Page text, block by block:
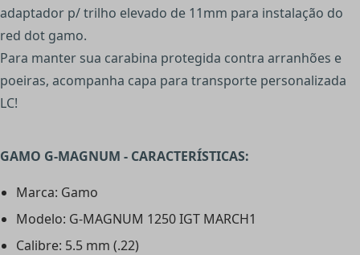
adaptador p/ trilho elevado de 11mm para instalação do
red dot gamo.
Para manter sua carabina protegida contra arranhões e
poeiras, acompanha capa para transporte personalizada
LC!
GAMO G-MAGNUM - CARACTERÍSTICAS:
Marca: Gamo
Modelo: G-MAGNUM 1250 IGT MARCH1
Calibre: 5.5 mm (.22)